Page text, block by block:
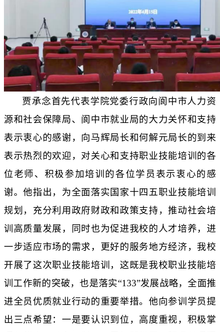
贾承念首先代表学院党委行政向阆中市人力资
源和社会保障局、阆中市就业局的大力关怀和支持
表示衷心的感谢，向马辉局长和何解元局长的到来
表示热烈的欢迎，对关心和支持职业技能培训的各
位老师、积极参加培训的各位学员表示衷心的感
谢。他指出，为全面落实国家十四五职业技能培训
规划，充分利用政府财政和政策支持，推动社会培
训高质量发展，同时也为促进我校的人才培养，进
一步适应市场的需求，更好的服务地方经济，我校
开展了这次职业技能培训，这既是我校职业技能培
训工作新的突破，也是落实“133”发展战略，全面推
进全员优质就业行动的重要举措。他向参训学员提
出三点希望：一是要认识到位，高度重视，积极掌